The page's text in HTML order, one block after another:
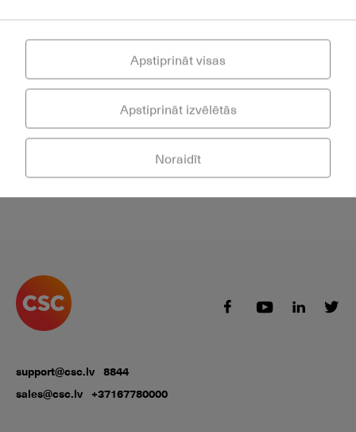
support@csc.lv 8844
sales@csc.lv +37167780000
Noraidīt
Apstiprināt izvēlētās
Apstiprināt visas